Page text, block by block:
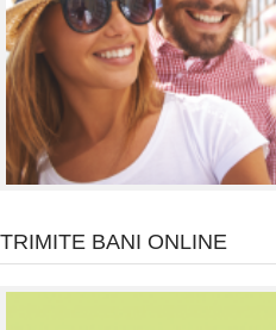
TRIMITE BANI ONLINE